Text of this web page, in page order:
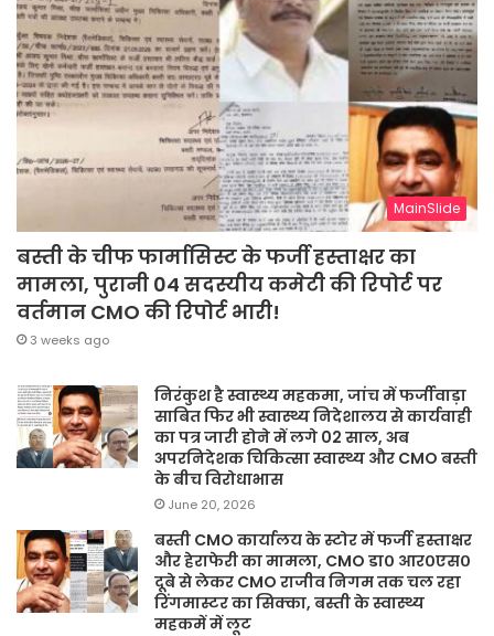
MainSlide
बस्ती के चीफ फार्मासिस्ट के फर्जी हस्ताक्षर का
मामला, पुरानी 04 सदस्यीय कमेटी की रिपोर्ट पर
वर्तमान CMO की रिपोर्ट भारी!
3 weeks ago
निरंकुश है स्वास्थ्य महकमा, जांच में फर्जीवाड़ा
साबित फिर भी स्वास्थ्य निदेशालय से कार्यवाही
का पत्र जारी होने में लगे 02 साल, अब
अपरनिदेशक चिकित्सा स्वास्थ्य और CMO बस्ती
के बीच विरोधाभास
June 20, 2026
बस्ती CMO कार्यालय के स्टोर में फर्जी हस्ताक्षर
और हेराफेरी का मामला, CMO डा० आर०एस०
दूबे से लेकर CMO राजीव निगम तक चल रहा
रिंगमास्टर का सिक्का, बस्ती के स्वास्थ्य
महकमें में लूट